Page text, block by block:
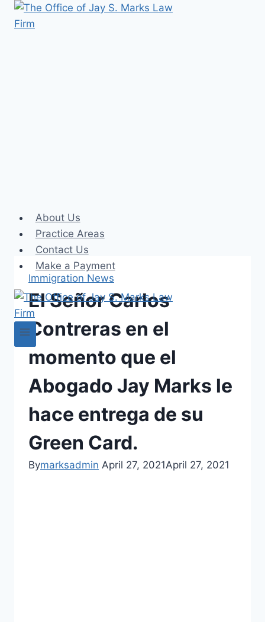
About Us
Practice Areas
Contact Us
Make a Payment
Immigration News
El Señor Carlos
Contreras en el
momento que el
Abogado Jay Marks le
hace entrega de su
Green Card.
Bymarksadmin April 27, 2021April 27, 2021